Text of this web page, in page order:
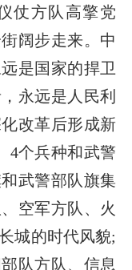
方队高擎党
阔步走来。中
是国家的捍卫
永远是人民利
改革后形成新
4个兵种和武警
武警部队旗集
空军方队、火
城的时代风貌;
队方队、信息